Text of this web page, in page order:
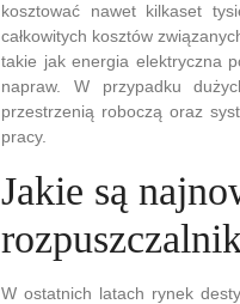
kosztować nawet kilkaset
całkowitych kosztów
takie jak energia elektryczna
napraw. W przypadku
przestrzenią roboczą oraz
pracy.
Jakie są
W ostatnich latach rynek